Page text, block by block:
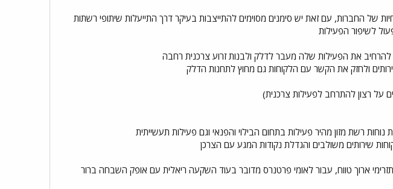
של החברות, עם זאת יש סימנים מסוימים להתייצבות בעיקר דרך התייעלות שיתופי רשתות
לשיפור הפעילות
את הפעילות שלה מעבר לדלק ולבנות זרוע צרכנית רחבה
ולחזק את הקשר עם הלקוחות גם מחוץ לתחנות הדלק
על רצון להתרחב לפעילות צרכנית)
רשת מזון מהיר פעילות בתחום הבילוי והפנאי וגם פעילות תעשייתית
שירותים משולבים והגדלת נקודות המגע עם הצרכן
ארוך טווח, עבור לאומי פרטנרס מדובר בעוד השקעה ריאלית עם אופק השבחה ברור